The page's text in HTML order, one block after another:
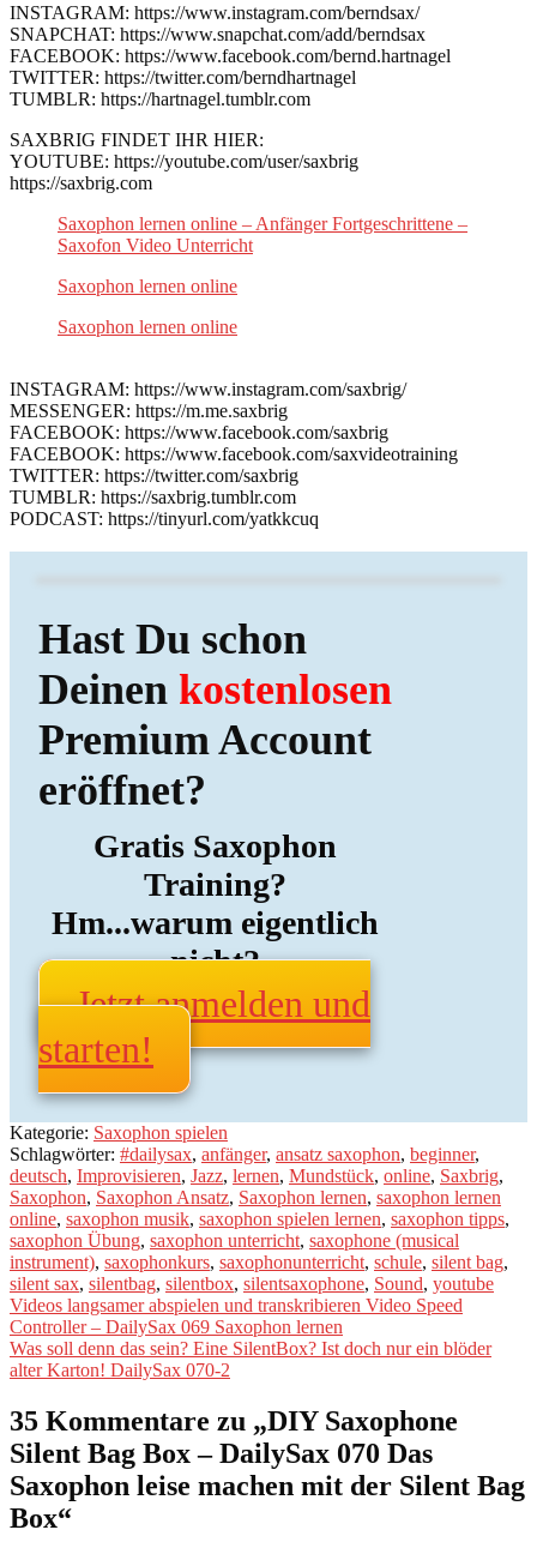
INSTAGRAM: https://www.instagram.com/berndsax/
SNAPCHAT: https://www.snapchat.com/add/berndsax
FACEBOOK: https://www.facebook.com/bernd.hartnagel
TWITTER: https://twitter.com/berndhartnagel
TUMBLR: https://hartnagel.tumblr.com
SAXBRIG FINDET IHR HIER:
YOUTUBE: https://youtube.com/user/saxbrig
https://saxbrig.com
Saxophon lernen online – Anfänger Fortgeschrittene –
Saxofon Video Unterricht
Saxophon lernen online
Saxophon lernen online
INSTAGRAM: https://www.instagram.com/saxbrig/
MESSENGER: https://m.me.saxbrig
FACEBOOK: https://www.facebook.com/saxbrig
FACEBOOK: https://www.facebook.com/saxvideotraining
TWITTER: https://twitter.com/saxbrig
TUMBLR: https://saxbrig.tumblr.com
PODCAST: https://tinyurl.com/yatkkcuq
Hast Du schon
Deinen kostenlosen
Premium Account
eröffnet?
Gratis Saxophon
Training?
Hm...warum eigentlich
nicht?
Jetzt anmelden und
starten!
Kategorie: Saxophon spielen
Schlagwörter: #dailysax, anfänger, ansatz saxophon, beginner,
deutsch, Improvisieren, Jazz, lernen, Mundstück, online, Saxbrig,
Saxophon, Saxophon Ansatz, Saxophon lernen, saxophon lernen
online, saxophon musik, saxophon spielen lernen, saxophon tipps,
saxophon Übung, saxophon unterricht, saxophone (musical
instrument), saxophonkurs, saxophonunterricht, schule, silent bag,
silent sax, silentbag, silentbox, silentsaxophone, Sound, youtube
Beitragsnavigation
Vorheriger
Beitrag:
Videos langsamer abspielen und transkribieren Video Speed
Controller – DailySax 069 Saxophon lernen
Nächster
Beitrag:
Was soll denn das sein? Eine SilentBox? Ist doch nur ein blöder
alter Karton! DailySax 070-2
35 Kommentare zu „DIY Saxophone
Silent Bag Box – DailySax 070 Das
Saxophon leise machen mit der Silent Bag
Box“